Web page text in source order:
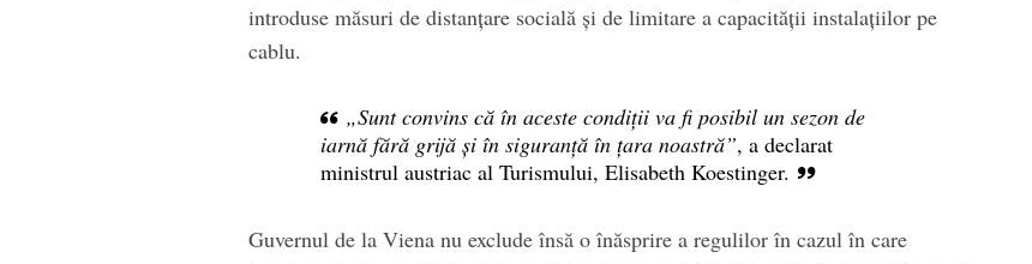
introduse măsuri de distanţare socială şi de limitare a capacităţii instalaţiilor pe
cablu.
„Sunt convins că în aceste condiţii va fi posibil un sezon de
iarnă fără grijă şi în siguranţă în ţara noastră”, a declarat
ministrul austriac al Turismului, Elisabeth Koestinger.
Guvernul de la Viena nu exclude însă o înăsprire a regulilor în cazul în care